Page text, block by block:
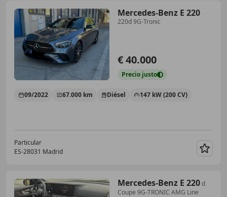
Mercedes-Benz E 220
220d 9G-Tronic
€ 40.000
Precio justo
09/2022 67.000 km Diésel 147 kW (200 CV)
Particular
ES-28031 Madrid
Mercedes-Benz E 220d
Coupe 9G-TRONIC AMG Line